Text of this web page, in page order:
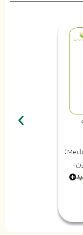
یونجه (نام علمی: Medicago sativa)